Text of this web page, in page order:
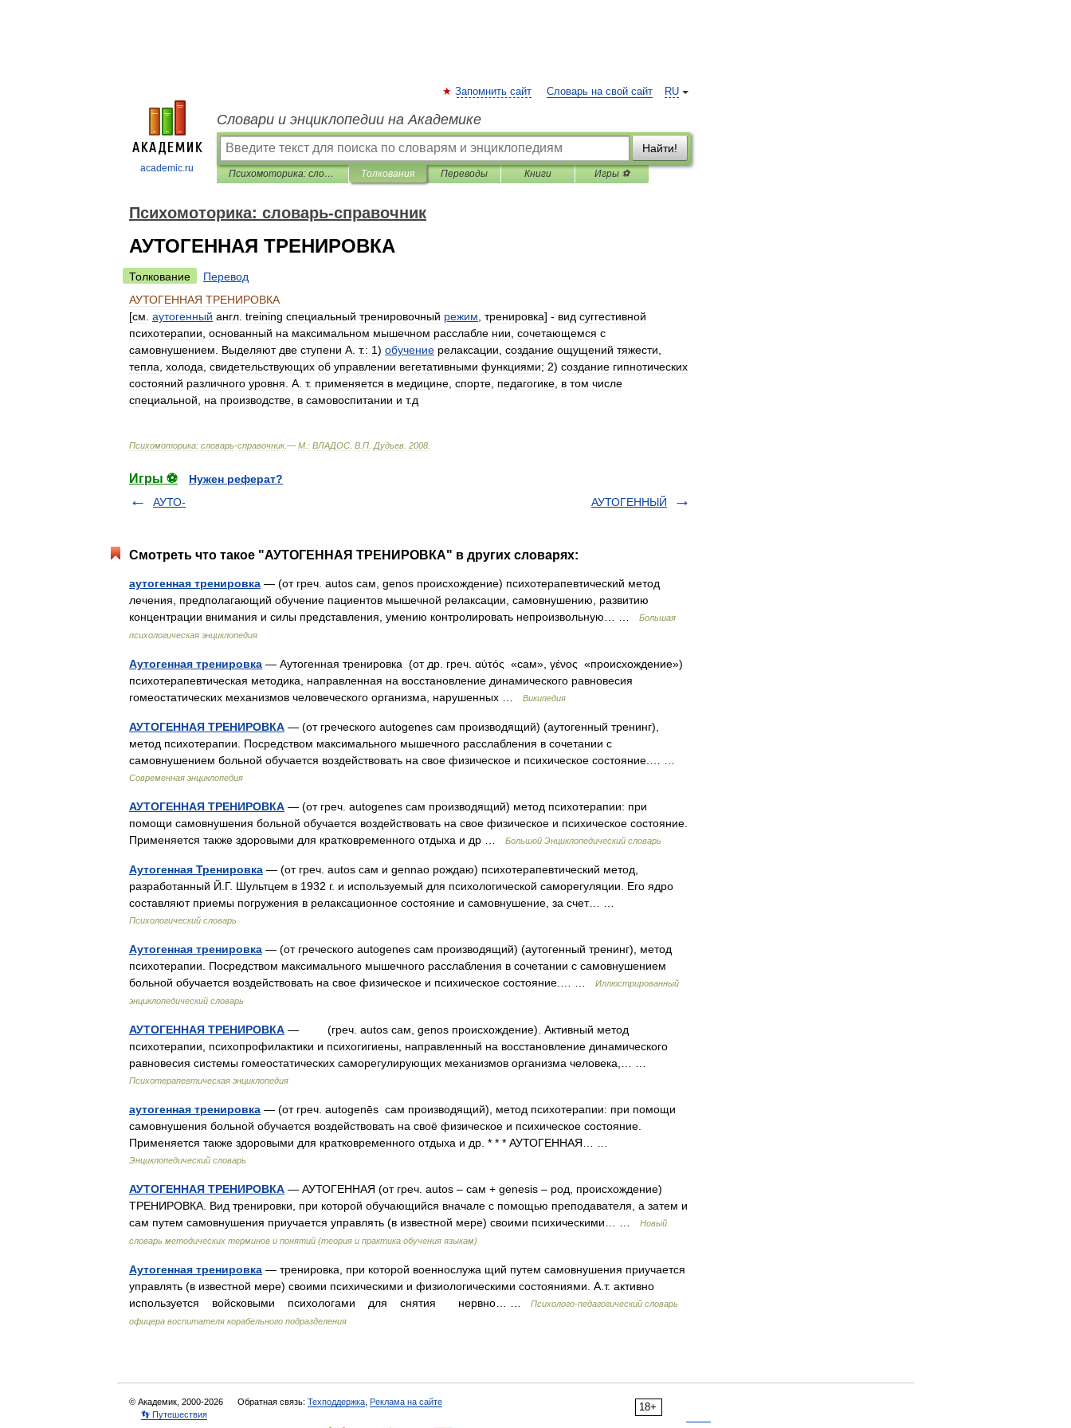
academic.ru
RU
Запомнить сайт Словарь на свой сайт
Словари и энциклопедии на Академике
Найти!
Психомоторика: cловарь-справочник Толкования Переводы Книги Игры ⚽
Психомоторика: cловарь-справочник
АУТОГЕННАЯ ТРЕНИРОВКА
Толкование
Перевод
АУТОГЕННАЯ ТРЕНИРОВКА
[см аутогенный англ treining специальный тренировочный режим тренировка] - вид суггестивной
психотерапии основанный на максимальном мышечном расслабле нии сочетающемся с
самовнушением
Выделяют две ступени А т.: 1) обучение релаксации создание ощущений тяжести
тепла холода свидетельствующих об управлении вегетативными функциями; 2) создание гипнотических
состояний различного уровня А т. применяется в медицине спорте педагогике в том числе
специальной
на производстве в самовоспитании и т.д
Психомоторика: cловарь-справочник.— М : ВЛАДОС В П Дудьев 2008
Игры ⚽
Нужен реферат?
АУТО-
АУТОГЕННЫЙ
Смотреть что такое "АУТОГЕННАЯ ТРЕНИРОВКА" в других словарях:
аутогенная тренировка — (от греч. autos сам, genos происхождение) психотерапевтический метод
лечения, предполагающий обучение пациентов мышечной релаксации, самовнушению, развитию
концентрации внимания и силы представления, умению контролировать непроизвольную… …
Большая
психологическая энциклопедия
Аутогенная тренировка — Аутогенная тренировка (от др. греч. αὐτός «сам», γένος «происхождение»)
психотерапевтическая методика, направленная на восстановление динамического равновесия
гомеостатических механизмов человеческого организма, нарушенных …
Википедия
АУТОГЕННАЯ ТРЕНИРОВКА — (от греческого autogenes сам производящий) (аутогенный тренинг),
метод психотерапии. Посредством максимального мышечного расслабления в сочетании с
самовнушением больной обучается воздействовать на свое физическое и психическое состояние.… …
Современная энциклопедия
АУТОГЕННАЯ ТРЕНИРОВКА — (от греч. autogenes сам производящий) метод психотерапии: при
помощи самовнушения больной обучается воздействовать на свое физическое и психическое состояние.
Применяется также здоровыми для кратковременного отдыха и др …
Большой Энциклопедический словарь
Аутогенная Тренировка — (от греч. autos сам и gennao рождаю) психотерапевтический метод,
разработанный Й.Г. Шультцем в 1932 г. и используемый для психологической саморегуляции. Его ядро
составляют приемы погружения в релаксационное состояние и самовнушение, за счет… …
Психологический словарь
Аутогенная тренировка — (от греческого autogenes сам производящий) (аутогенный тренинг), метод
психотерапии. Посредством максимального мышечного расслабления в сочетании с самовнушением
больной обучается воздействовать на свое физическое и психическое состояние.… …
Иллюстрированный
энциклопедический словарь
АУТОГЕННАЯ ТРЕНИРОВКА — (греч. autos сам, genos происхождение). Активный метод
психотерапии, психопрофилактики и психогигиены, направленный на восстановление динамического
равновесия системы гомеостатических саморегулирующих механизмов организма человека,… …
Психотерапевтическая энциклопедия
аутогенная тренировка — (от греч. autogenēs сам производящий), метод психотерапии: при помощи
самовнушения больной обучается воздействовать на своё физическое и психическое состояние.
Применяется также здоровыми для кратковременного отдыха и др. * * * АУТОГЕННАЯ… …
Энциклопедический словарь
АУТОГЕННАЯ ТРЕНИРОВКА — АУТОГЕННАЯ (от греч. autos – сам + genesis – род, происхождение)
ТРЕНИРОВКА. Вид тренировки, при которой обучающийся вначале с помощью преподавателя, а затем и
сам путем самовнушения приучается управлять (в известной мере) своими психическими… …
Новый
словарь методических терминов и понятий (теория и практика обучения языкам)
Аутогенная тренировка — тренировка, при которой военнослужа щий путем самовнушения приучается
управлять (в известной мере) своими психическими и физиологическими состояниями. А.т. активно
используется войсковыми психологами для снятия нервно… …
Психолого-педагогический словарь
офицера воспитателя корабельного подразделения
18+
© Академик, 2000-2026 Обратная связь: Техподдержка Реклама на сайте
👣 Путешествия